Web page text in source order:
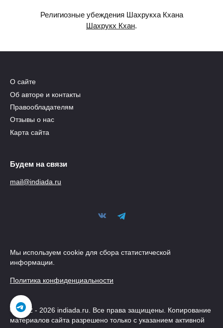
Религиозные убеждения Шахрукха Кхана
Шахрукх Кхан.
О сайте
Об авторе и контакты
Правообладателям
Отзывы о нас
Карта сайта
Будем на связи
mail@indiada.ru
Мы используем cookie для сбора статистической
информации.
Политика конфиденциальности
© 2012 - 2026 indiada.ru. Все права защищены. Копирование
материалов сайта разрешено только с указанием активной